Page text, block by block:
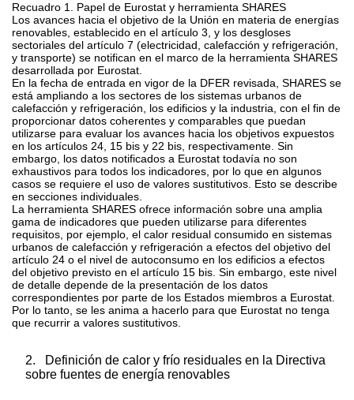
Recuadro 1. Papel de Eurostat y herramienta SHARES
Los avances hacia el objetivo de la Unión en materia de energías
renovables, establecido en el artículo 3, y los desgloses
sectoriales del artículo 7 (electricidad, calefacción y refrigeración,
y transporte) se notifican en el marco de la herramienta SHARES
desarrollada por Eurostat.
En la fecha de entrada en vigor de la DFER revisada, SHARES se
está ampliando a los sectores de los sistemas urbanos de
calefacción y refrigeración, los edificios y la industria, con el fin de
proporcionar datos coherentes y comparables que puedan
utilizarse para evaluar los avances hacia los objetivos expuestos
en los artículos 24, 15 bis y 22 bis, respectivamente. Sin
embargo, los datos notificados a Eurostat todavía no son
exhaustivos para todos los indicadores, por lo que en algunos
casos se requiere el uso de valores sustitutivos. Esto se describe
en secciones individuales.
La herramienta SHARES ofrece información sobre una amplia
gama de indicadores que pueden utilizarse para diferentes
requisitos, por ejemplo, el calor residual consumido en sistemas
urbanos de calefacción y refrigeración a efectos del objetivo del
artículo 24 o el nivel de autoconsumo en los edificios a efectos
del objetivo previsto en el artículo 15 bis. Sin embargo, este nivel
de detalle depende de la presentación de los datos
correspondientes por parte de los Estados miembros a Eurostat.
Por lo tanto, se les anima a hacerlo para que Eurostat no tenga
que recurrir a valores sustitutivos.
2.
Definición de calor y frío residuales en la Directiva
sobre fuentes de energía renovables